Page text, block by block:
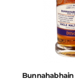
Bunnahabhain